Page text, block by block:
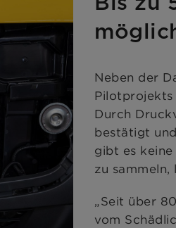
Neben der
Pilotprojekts
Durch
bestätigt
gibt es
zu
„Seit über
vom